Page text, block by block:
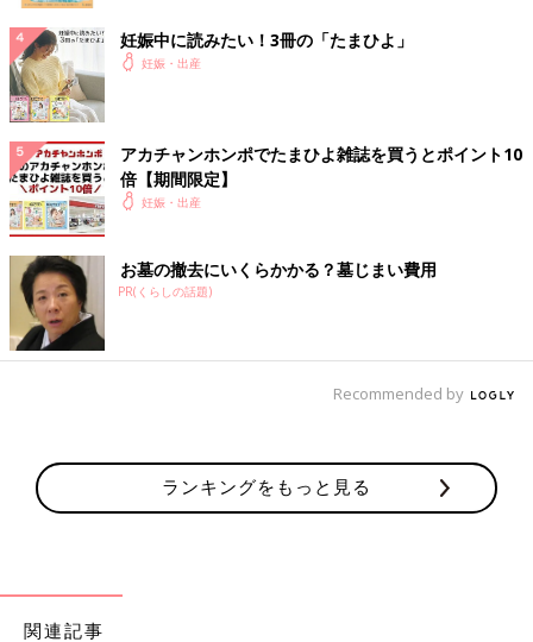
妊娠中に読みたい！3冊の「たまひよ」
妊娠・出産
アカチャンホンポでたまひよ雑誌を買うとポイント10
倍【期間限定】
妊娠・出産
お墓の撤去にいくらかかる？墓じまい費用
PR(くらしの話題)
Recommended by
ランキングをもっと見る
関連記事